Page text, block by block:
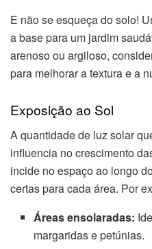
E não se esqueça do solo!
a base para um jardim
arenoso ou argiloso,
para melhorar a textura e a
Exposição ao Sol
A quantidade de luz solar
influencia no crescimento
incide no espaço ao longo
certas para cada área. Por
Áreas ensolaradas:
margaridas e petúnias.